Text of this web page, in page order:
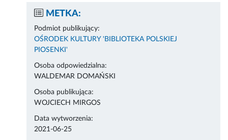
METKA:
Podmiot publikujący:
OŚRODEK KULTURY 'BIBLIOTEKA POLSKIEJ
PIOSENKI'
Osoba odpowiedzialna:
WALDEMAR DOMAŃSKI
Osoba publikująca:
WOJCIECH MIRGOS
Data wytworzenia:
2021-06-25